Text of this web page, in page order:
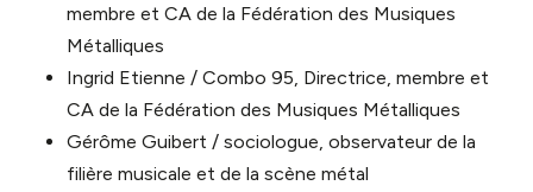
membre et CA de la Fédération des Musiques
Métalliques
Ingrid Etienne / Combo 95, Directrice, membre et
CA de la Fédération des Musiques Métalliques
Gérôme Guibert / sociologue, observateur de la
filière musicale et de la scène métal